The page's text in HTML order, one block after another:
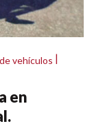
vehículos |
en